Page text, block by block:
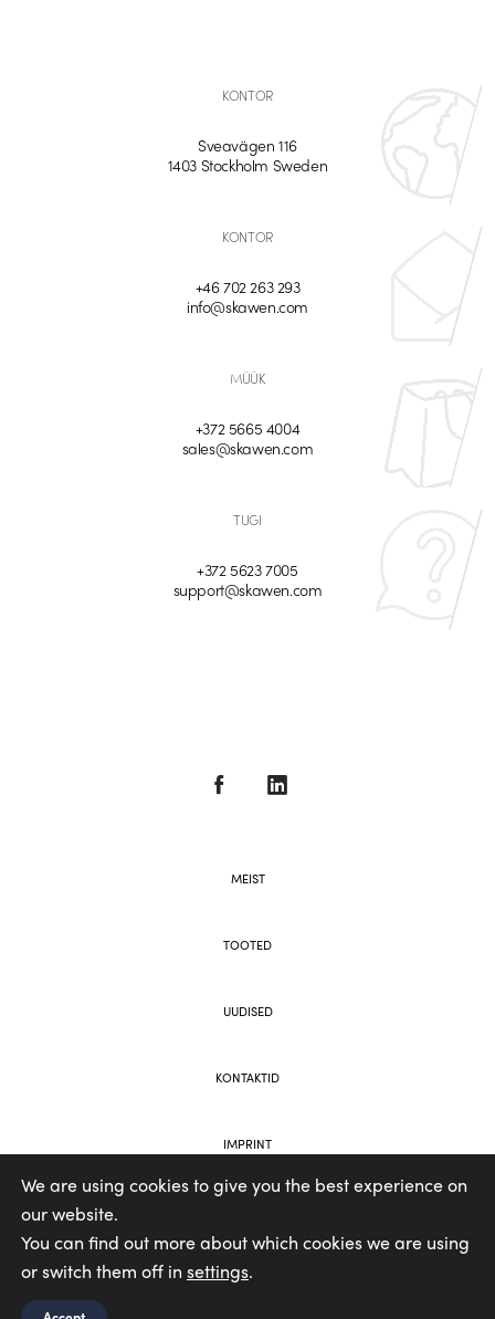
KONTOR
Sveavägen 116
1403 Stockholm Sweden
KONTOR
+46 702 263 293
info@skawen.com
MÜÜK
+372 5665 4004
sales@skawen.com
TUGI
+372 5623 7005
support@skawen.com
MEIST
TOOTED
UUDISED
KONTAKTID
IMPRINT
We are using cookies to give you the best experience on
our website.
You can find out more about which cookies we are using
or switch them off in settings.